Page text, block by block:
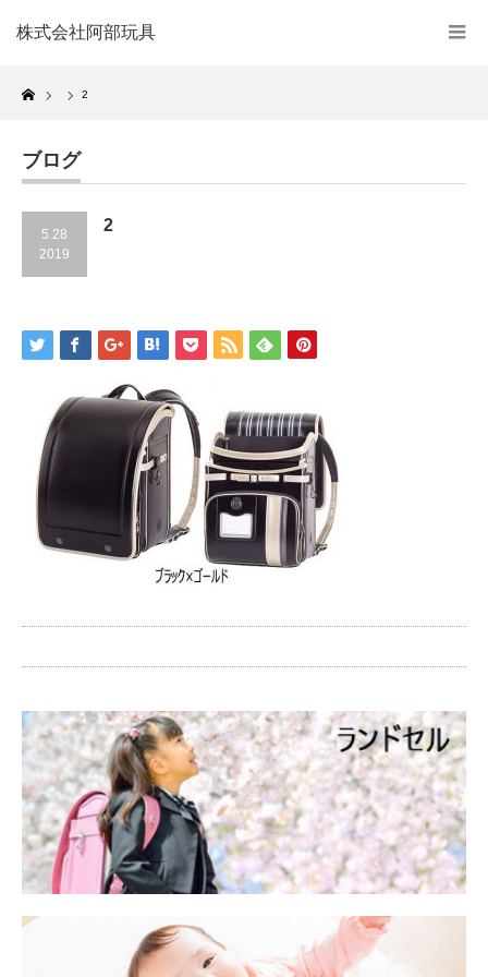
株式会社阿部玩具
Home
2
ブログ
5.28
2019
2